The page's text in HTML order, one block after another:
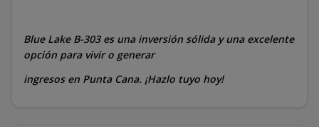
Blue Lake B-303 es una inversión sólida y una excelente
opción para vivir o generar
ingresos en Punta Cana. ¡Hazlo tuyo hoy!